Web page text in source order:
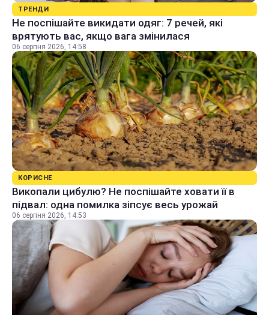
ТРЕНДИ
Не поспішайте викидати одяг: 7 речей, які
врятують вас, якщо вага змінилася
06 серпня 2026, 14:58
КОРИСНЕ
Викопали цибулю? Не поспішайте ховати її в
підвал: одна помилка зіпсує весь урожай
06 серпня 2026, 14:53